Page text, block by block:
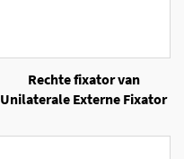
Rechte fixator van
Unilaterale Externe Fixator